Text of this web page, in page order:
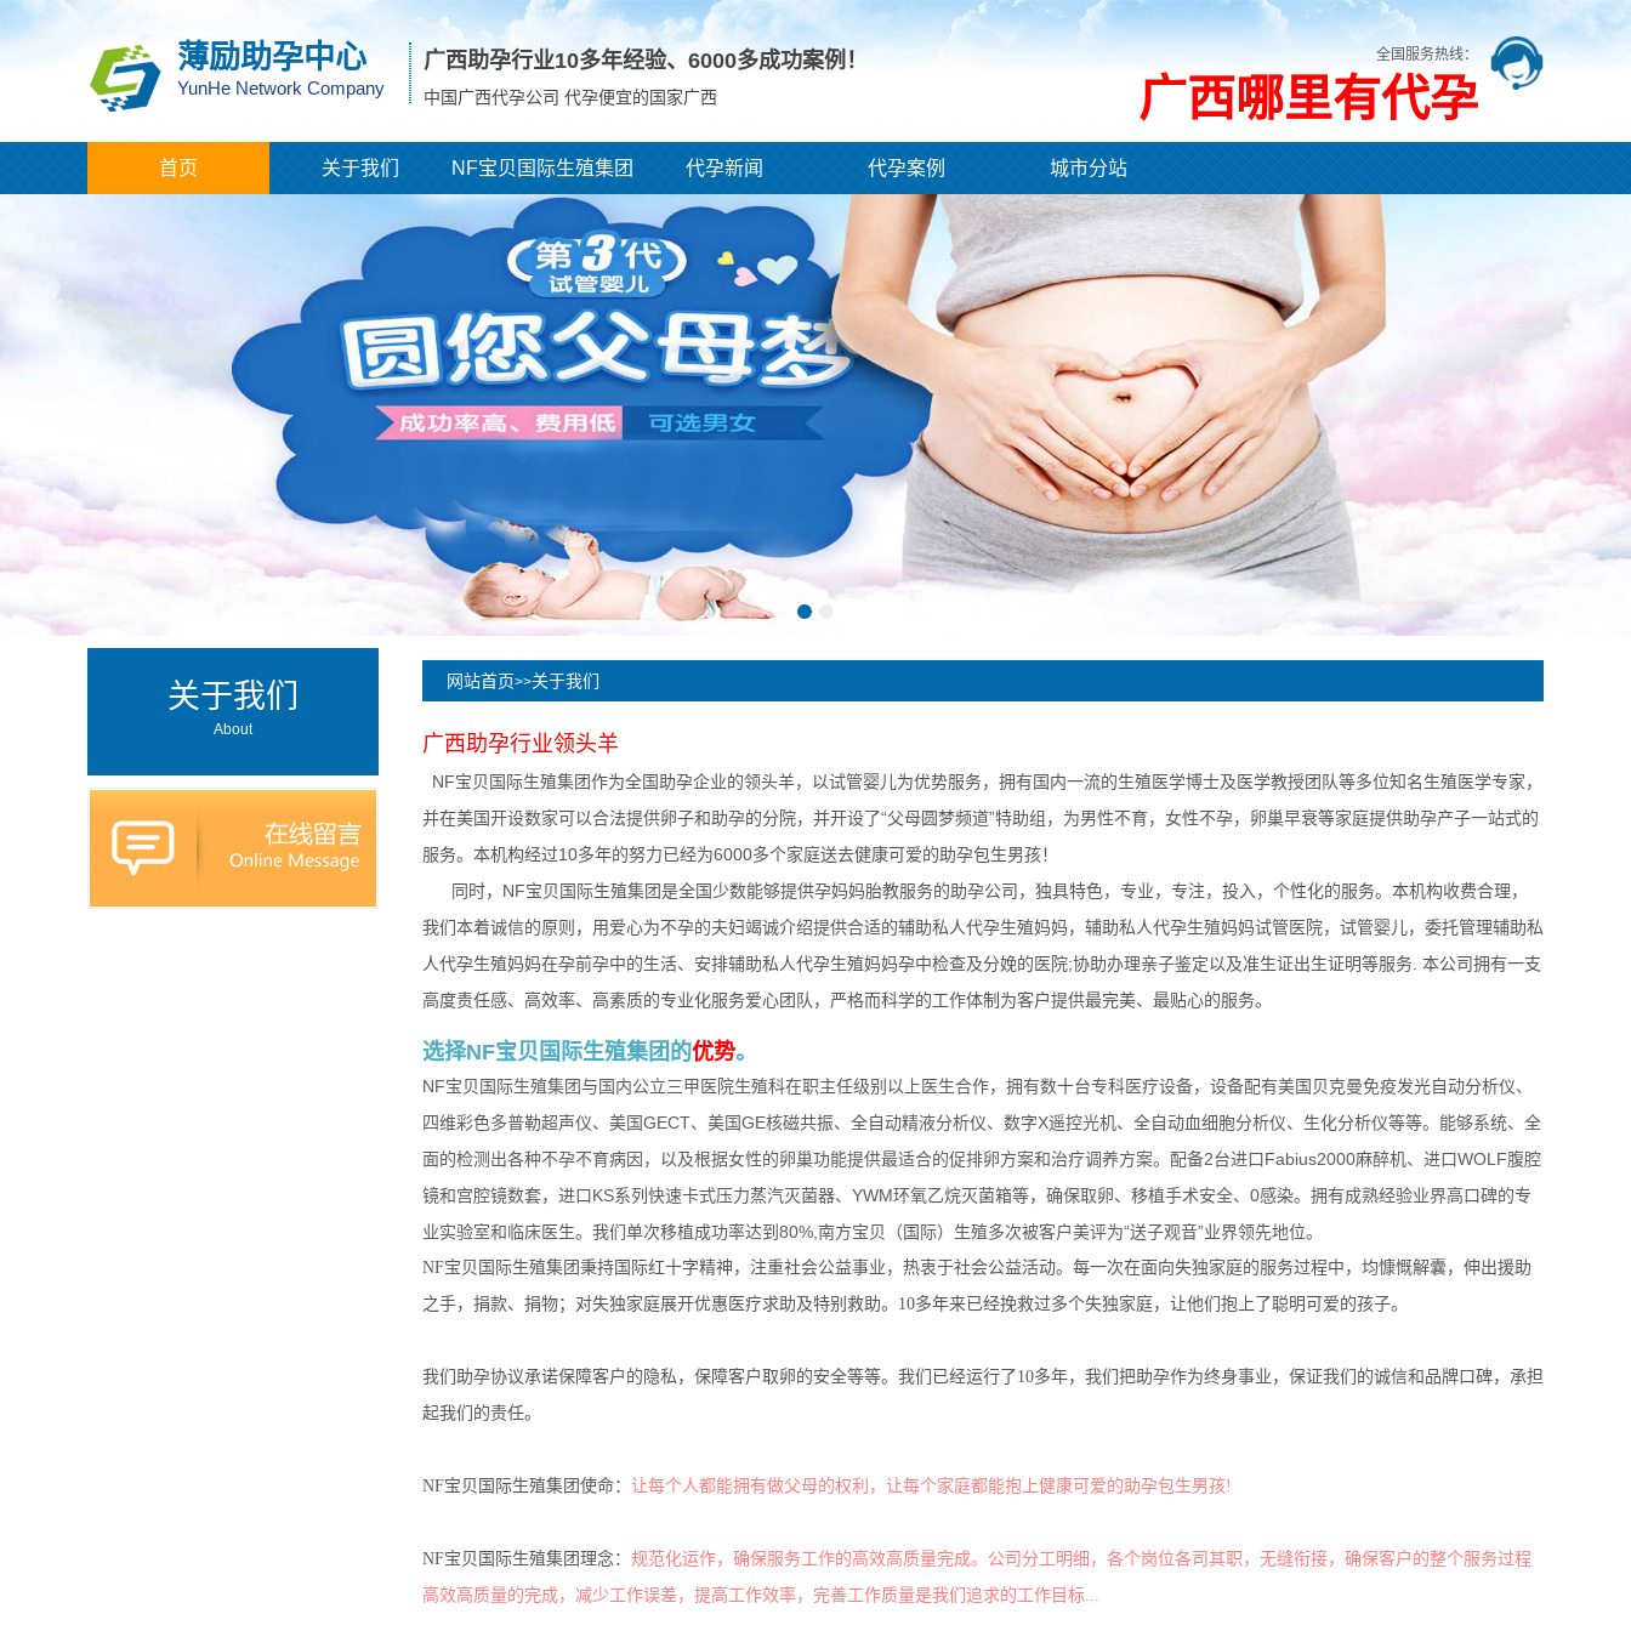
薄励助孕中心
YunHe Network Company
广西助孕行业10多年经验、 6000多成功案例！
中国广西代孕公司 代孕便宜的国家广西
全国服务热线：
广西哪里有代孕
首页 关于我们 NF宝贝国际生殖集团 代孕新闻 代孕案例 城市分站
关于我们
About
网站首页>>关于我们
广西助孕行业领头羊
NF宝贝国际生殖集团作为全国助孕企业的领头羊，以试管婴儿为优势服务，拥有国内一流的生殖医学博士及医学教授团队等多位知名生殖医学专家，
并在美国开设数家可以合法提供卵子和助孕的分院，并开设了“父母圆梦频道”特助组，为男性不育，女性不孕，卵巢早衰等家庭提供助孕产子一站式的
服务。本机构经过10多年的努力已经为6000多个家庭送去健康可爱的助孕包生男孩！
同时，NF宝贝国际生殖集团是全国少数能够提供孕妈妈胎教服务的助孕公司，独具特色，专业，专注，投入，个性化的服务。本机构收费合理，
我们本着诚信的原则，用爱心为不孕的夫妇竭诚介绍提供合适的辅助私人代孕生殖妈妈，辅助私人代孕生殖妈妈试管医院，试管婴儿，委托管理辅助私
人代孕生殖妈妈在孕前孕中的生活、安排辅助私人代孕生殖妈妈孕中检查及分娩的医院;协助办理亲子鉴定以及准生证出生证明等服务. 本公司拥有一支
高度责任感、高效率、高素质的专业化服务爱心团队，严格而科学的工作体制为客户提供最完美、最贴心的服务。
选择NF宝贝国际生殖集团的优势。
NF宝贝国际生殖集团与国内公立三甲医院生殖科在职主任级别以上医生合作，拥有数十台专科医疗设备，设备配有美国贝克曼免疫发光自动分析仪、
四维彩色多普勒超声仪、美国GECT、美国GE核磁共振、全自动精液分析仪、数字X遥控光机、全自动血细胞分析仪、生化分析仪等等。能够系统、全
面的检测出各种不孕不育病因，以及根据女性的卵巢功能提供最适合的促排卵方案和治疗调养方案。配备2台进口Fabius2000麻醉机、进口WOLF腹腔
镜和宫腔镜数套，进口KS系列快速卡式压力蒸汽灭菌器、YWM环氧乙烷灭菌箱等，确保取卵、移植手术安全、0感染。拥有成熟经验业界高口碑的专
业实验室和临床医生。我们单次移植成功率达到80%,南方宝贝（国际）生殖多次被客户美评为“送子观音”业界领先地位。
NF宝贝国际生殖集团秉持国际红十字精神，注重社会公益事业，热衷于社会公益活动。每一次在面向失独家庭的服务过程中，均慷慨解囊，伸出援助
之手，捐款、捐物；对失独家庭展开优惠医疗求助及特别救助。10多年来已经挽救过多个失独家庭，让他们抱上了聪明可爱的孩子。
我们助孕协议承诺保障客户的隐私，保障客户取卵的安全等等。我们已经运行了10多年，我们把助孕作为终身事业，保证我们的诚信和品牌口碑，承担
起我们的责任。
NF宝贝国际生殖集团使命： 让每个人都能拥有做父母的权利，让每个家庭都能抱上健康可爱的助孕包生男孩!
NF宝贝国际生殖集团理念： 规范化运作，确保服务工作的高效高质量完成。公司分工明细，各个岗位各司其职，无缝衔接，确保客户的整个服务过程
高效高质量的完成，减少工作误差，提高工作效率，完善工作质量是我们追求的工作目标...